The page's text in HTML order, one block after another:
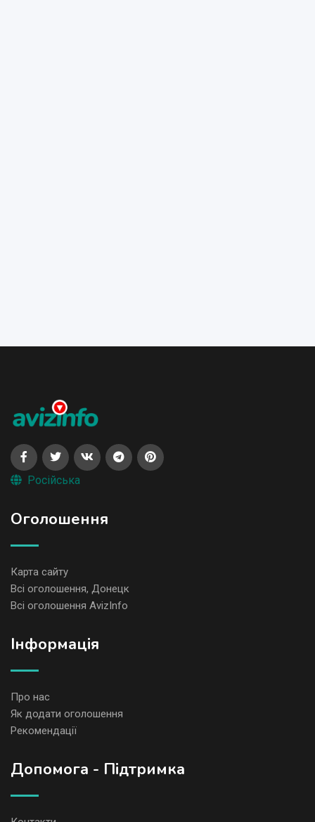
Російська
Оголошення
Карта сайту
Всі оголошення, Донецк
Всі оголошення AvizInfo
Iнформація
Про нас
Як додати оголошення
Рекомендації
Допомога - Підтримка